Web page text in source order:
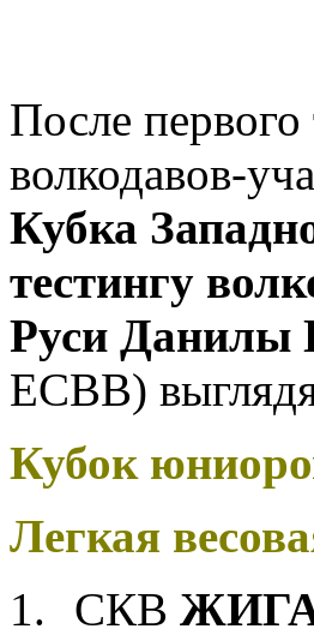
После
волкодавов-
Кубка
тестингу
Руси Данилы
ЕСВВ)
Кубок
Легкая
1.
СКВ